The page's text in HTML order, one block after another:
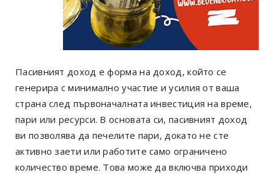
Пасивният доход е форма на доход, който се
генерира с минимално участие и усилия от ваша
страна след първоначалната инвестиция на време,
пари или ресурси. В основата си, пасивният доход
ви позволява да печелите пари, докато не сте
активно заети или работите само ограничено
количество време. Това може да включва приходи